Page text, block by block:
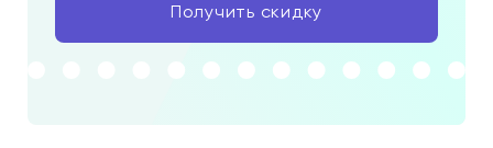
Получить скидку